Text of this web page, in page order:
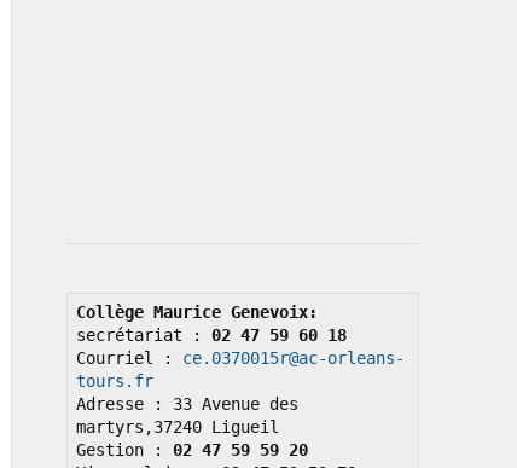
Collège Maurice Genevoix:
secrétariat : 02 47 59 60 18
Courriel : ce.0370015r@ac-orleans-
tours.fr
Adresse : 33 Avenue des
martyrs,37240 Ligueil
Gestion : 02 47 59 59 20